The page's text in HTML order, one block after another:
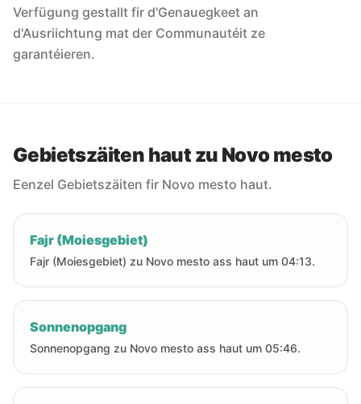
Verfügung gestallt fir d'Genauegkeet an
d'Ausriichtung mat der Communautéit ze
garantéieren.
Gebietszäiten haut zu Novo mesto
Eenzel Gebietszäiten fir Novo mesto haut.
Fajr (Moiesgebiet)
Fajr (Moiesgebiet) zu Novo mesto ass haut um 04:13.
Sonnenopgang
Sonnenopgang zu Novo mesto ass haut um 05:46.